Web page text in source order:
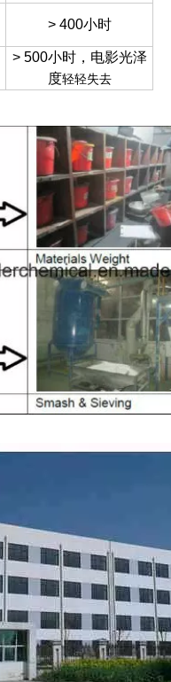
> 400小时
> 500小时，电影光泽
度轻轻失去